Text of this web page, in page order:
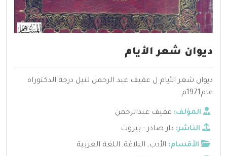
ديوان شعر الأيام
ديوان شعر الأيام ل عفيف عبد الرحمن لنيل درجة الدكتوراه
عام1971م
المؤلف: عفيف عبدالرحمن
الناشر: دار صادر - بيروت
الأقسام: الأدب, البلاغة, اللغة العربية